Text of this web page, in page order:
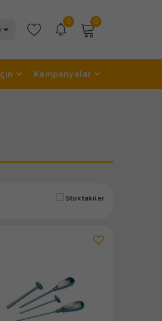
0
0
Kampanyalar
Stoktakiler